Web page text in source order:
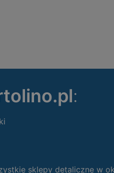
:
sklepy detaliczne w